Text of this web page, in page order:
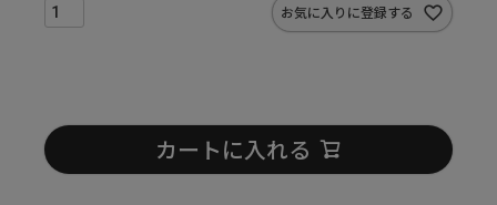
お気に入りに登録する
カートに入れる